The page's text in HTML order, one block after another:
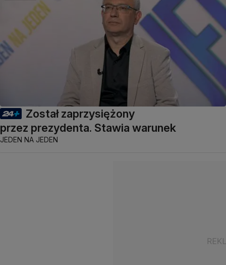
Został zaprzysiężony
przez prezydenta. Stawia warunek
JEDEN NA JEDEN